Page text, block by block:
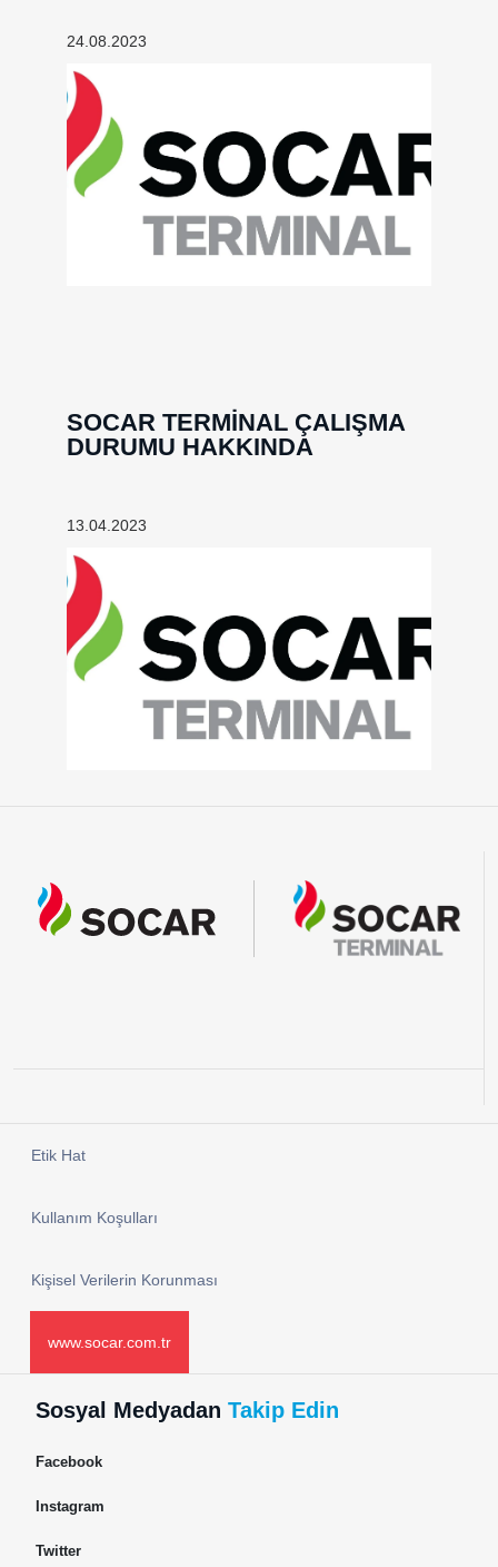
24.08.2023
SOCAR TERMİNAL ÇALIŞMA
DURUMU HAKKINDA
13.04.2023
Etik Hat
Kullanım Koşulları
Kişisel Verilerin Korunması
www.socar.com.tr
Sosyal Medyadan Takip Edin
Facebook
Instagram
Twitter